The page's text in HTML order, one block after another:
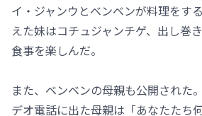
イ・ジャンウとベンベンが料理をす
えた妹はコチュジャンチゲ、出し巻
食事を楽しんだ。
また、ベンベンの母親も公開された
デオ電話に出た母親は「あなたたち